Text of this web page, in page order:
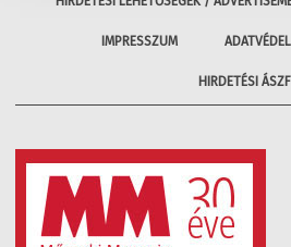
IMPRESSZUM
HIRDETÉSI ÁSZF